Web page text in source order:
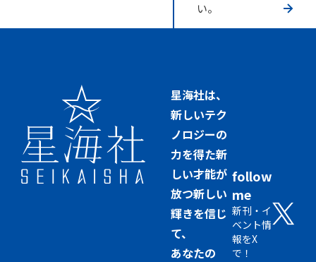
い。
星海社は、
新しいテク
ノロジーの
力を得た新
しい才能が
放つ新しい
輝きを信じ
て、
あなたの
follow
me
新刊・イ
ベント情
報をX
で！